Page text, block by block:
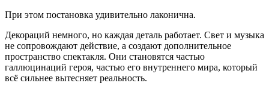
При этом постановка удивительно лаконична.
Декораций немного, но каждая деталь работает. Свет и музыка
не сопровождают действие, а создают дополнительное
пространство спектакля. Они становятся частью
галлюцинаций героя, частью его внутреннего мира, который
всё сильнее вытесняет реальность.